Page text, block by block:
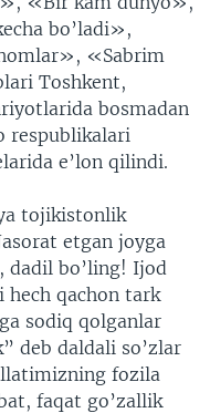
bo’ladi»,
«Sabrim
Toshkent,
bosmadan
respublikalari
e’lon qilindi.
tojikistonlik
etgan joyga
dadil bo’ling! Ijod
hech qachon tark
sodiq qolganlar
deb daldali so’zlar
fozila
faqat go’zallik